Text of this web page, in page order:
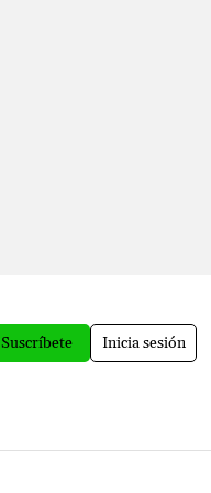
Suscríbete Inicia sesión